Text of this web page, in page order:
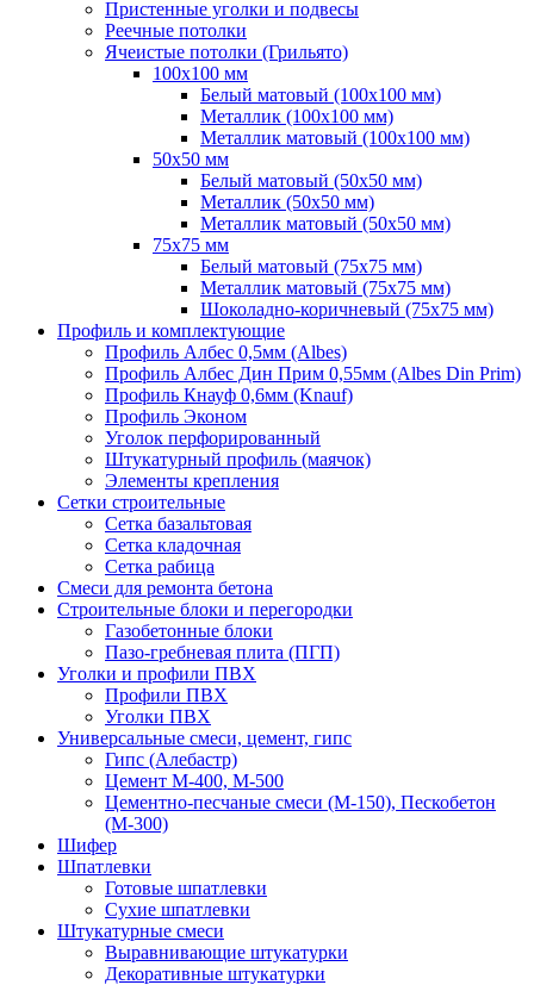
Пристенные уголки и подвесы
Реечные потолки
Ячеистые потолки (Грильято)
100х100 мм
Белый матовый (100х100 мм)
Металлик (100х100 мм)
Металлик матовый (100х100 мм)
50х50 мм
Белый матовый (50х50 мм)
Металлик (50х50 мм)
Металлик матовый (50х50 мм)
75х75 мм
Белый матовый (75х75 мм)
Металлик матовый (75х75 мм)
Шоколадно-коричневый (75х75 мм)
Профиль и комплектующие
Профиль Албес 0,5мм (Albes)
Профиль Албес Дин Прим 0,55мм (Albes Din Prim)
Профиль Кнауф 0,6мм (Knauf)
Профиль Эконом
Уголок перфорированный
Штукатурный профиль (маячок)
Элементы крепления
Сетки строительные
Сетка базальтовая
Сетка кладочная
Сетка рабица
Смеси для ремонта бетона
Строительные блоки и перегородки
Газобетонные блоки
Пазо-гребневая плита (ПГП)
Уголки и профили ПВХ
Профили ПВХ
Уголки ПВХ
Универсальные смеси, цемент, гипс
Гипс (Алебастр)
Цемент М-400, М-500
Цементно-песчаные смеси (М-150), Пескобетон
(М-300)
Шифер
Шпатлевки
Готовые шпатлевки
Сухие шпатлевки
Штукатурные смеси
Выравнивающие штукатурки
Декоративные штукатурки